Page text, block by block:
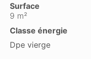
Surface
9 m²
Classe énergie
Dpe vierge